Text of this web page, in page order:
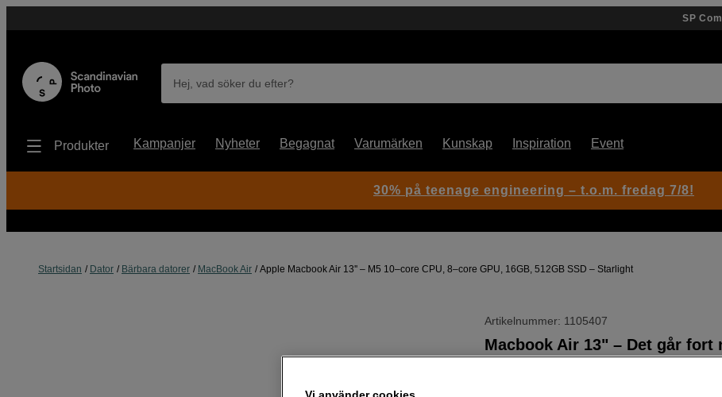
SP
Hej, vad söker du efter?
Produkter Kampanjer Nyheter Begagnat Varumärken Kunskap Inspiration Event
Startsidan Dator Bärbara datorer MacBook Air Apple Macbook Air 13'' – M5 10–core CPU, 8–core GPU, 16GB, 512GB SSD – Starlight
Artikelnummer: 1105407
Macbook Air 13" – Det går fort
30% på teenage engineering – t.o.m. fredag 7/8!